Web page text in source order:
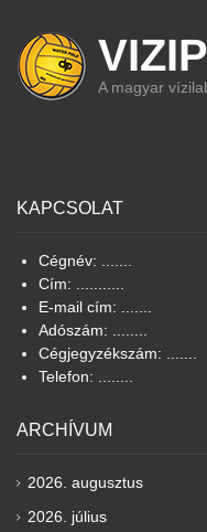
A magyar
KAPCSOLAT
Cégnév: .......
Cím: ...........
E-mail cím: .......
Adószám: ........
Cégjegyzékszám: .......
Telefon: ........
ARCHÍVUM
2026. augusztus
2026. július